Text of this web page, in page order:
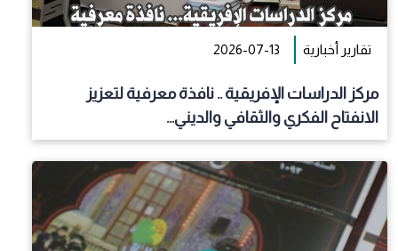
تقارير أخبارية 2026-07-13
مركز الدراسات الإفريقية .. نافذة معرفية لتعزيز
الانفتاح الفكري والثقافي والديني...